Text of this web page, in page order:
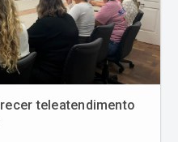
teleatendimento